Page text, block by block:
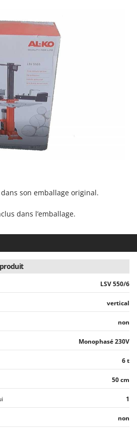
son emballage original.
dans l’emballage.
LSV 550/6
vertical
non
Monophasé 230V
6 t
50 cm
1
non